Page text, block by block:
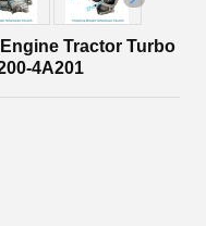
Tractor Turbo
4A201